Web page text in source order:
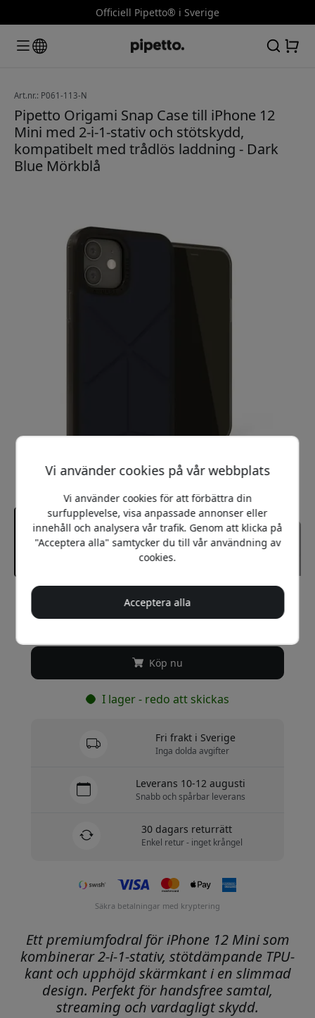
Officiell Pipetto® i Sverige
Art.nr.: P061-113-N
Pipetto Origami Snap Case till iPhone 12
Mini med 2-i-1-stativ och stötskydd,
kompatibelt med trådlös laddning - Dark
Blue Mörkblå
Rekommenderat pris
299 SEK
Köp nu
I lager - redo att skickas
Fri frakt i Sverige
Inga dolda avgifter
Leverans 10-12 augusti
Snabb och spårbar leverans
30 dagars returrätt
Enkel retur - inget krångel
Säkra betalningar med kryptering
Ett premiumfodral för iPhone 12 Mini som
kombinerar 2-i-1-stativ, stötdämpande TPU-
kant och upphöjd skärmkant i en slimmad
design. Perfekt för handsfree samtal,
streaming och vardagligt skydd.
Vi använder cookies på vår webbplats
Vi använder cookies för att förbättra din
surfupplevelse, visa anpassade annonser eller
innehåll och analysera vår trafik. Genom att klicka på
"Acceptera alla" samtycker du till vår användning av
cookies.
Acceptera alla